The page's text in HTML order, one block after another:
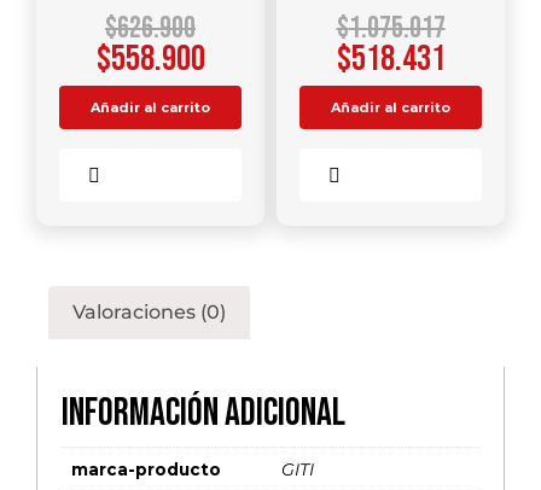
$626.900
$558.900
Añadir al carrito
$1.075.017
$518.431
Añadir al carrito
Valoraciones (0)
Información adicional
marca-producto GITI